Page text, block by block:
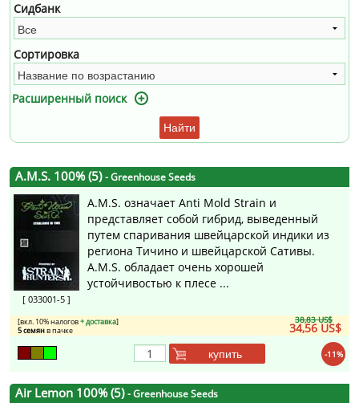
Сидбанк
Сортировка
Расширенный поиск
Найти
A.M.S. 100% (5)- Greenhouse Seeds
[ 033001-5 ]
A.M.S. означает Anti Mold Strain и
представляет собой гибрид, выведенный
путем спаривания швейцарской индики из
региона Тичино и швейцарской Сативы.
A.M.S. обладает очень хорошей
устойчивостью к плесе ...
38,83 US$
34,56 US$
[вкл. 10% налогов+ доставка]
5 семянв пачке
-11%
купить
Air Lemon 100% (5)- Greenhouse Seeds